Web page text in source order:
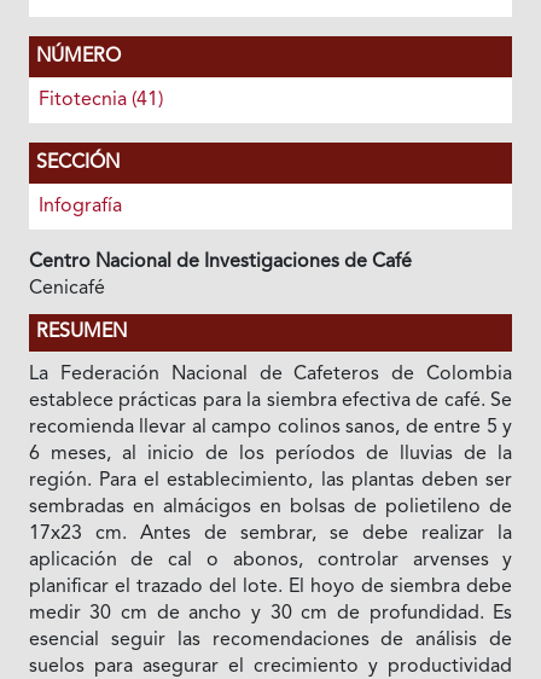
NÚMERO
Fitotecnia (41)
SECCIÓN
Infografía
Centro Nacional de Investigaciones de Café
Cenicafé
RESUMEN
La Federación Nacional de Cafeteros de Colombia
establece prácticas para la siembra efectiva de café. Se
recomienda llevar al campo colinos sanos, de entre 5 y
6 meses, al inicio de los períodos de lluvias de la
región. Para el establecimiento, las plantas deben ser
sembradas en almácigos en bolsas de polietileno de
17x23 cm. Antes de sembrar, se debe realizar la
aplicación de cal o abonos, controlar arvenses y
planificar el trazado del lote. El hoyo de siembra debe
medir 30 cm de ancho y 30 cm de profundidad. Es
esencial seguir las recomendaciones de análisis de
suelos para asegurar el crecimiento y productividad